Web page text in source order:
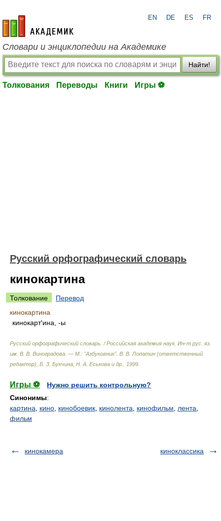
academic.ru
EN DE ES FR
Словари и энциклопедии на Академике
Найти!
Толкования Переводы Книги Игры ⚽
Русский орфографический словарь
кинокартина
Толкование
Перевод
кинокартина
кинокарт'ина, -ы
Русский орфографический словарь. / Российская академия наук. Ин-т рус. яз.
им. В. В. Виноградова. — М.: "Азбуковник". В. В. Лопатин (ответственный
редактор), Б. З. Букчина, Н. А. Еськова и др.
1999
Игры ⚽
Нужно решить контрольную?
Синонимы:
картина
кино кинобоевик кинолента кинофильм лента
фильм
кинокамера киноклассика